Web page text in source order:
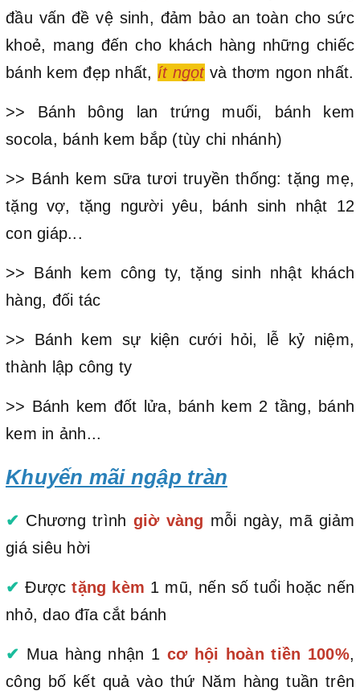
đầu vấn đề vệ sinh, đảm bảo an toàn cho sức
khoẻ, mang đến cho khách hàng những chiếc
bánh kem đẹp nhất, ít ngọt và thơm ngon nhất.
>> Bánh bông lan trứng muối, bánh kem
socola, bánh kem bắp (tùy chi nhánh)
>> Bánh kem sữa tươi truyền thống: tặng mẹ,
tặng vợ, tặng người yêu, bánh sinh nhật 12
con giáp...
>> Bánh kem công ty, tặng sinh nhật khách
hàng, đối tác
>> Bánh kem sự kiện cưới hỏi, lễ kỷ niệm,
thành lập công ty
>> Bánh kem đốt lửa, bánh kem 2 tầng, bánh
kem in ảnh...
Khuyến mãi ngập tràn
✔ Chương trình giờ vàng mỗi ngày, mã giảm
giá siêu hời
✔ Được tặng kèm 1 mũ, nến số tuổi hoặc nến
nhỏ, dao đĩa cắt bánh
✔ Mua hàng nhận 1 cơ hội hoàn tiền 100%,
công bố kết quả vào thứ Năm hàng tuần trên